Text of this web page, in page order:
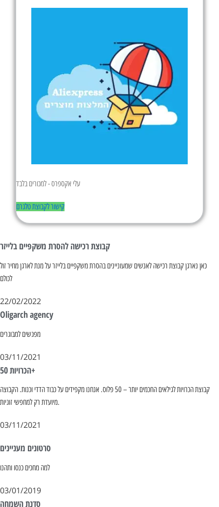
עלי אקספרס - למכורים בלבד
קישור לקבוצת טלגרם
קבוצת רכישה להסרת משקפיים בלייזר
כאן נארגן קבוצת רכישה לאנשים שמעוניינים בהסרת משקפיים בלייזר על מנת לארגן מחיר זול
לכולם
22/02/2022
Oligarch agency
מפגשים למבוגרים
03/11/2021
הכרויות 50+
קבוצת הכרויות לגילאים החכמים יותר – 50 פלוס. אנחנו מקפידים על כבוד הדדי וכנות. הקבוצה
מיועדת רק למחפשי זוגיות.
03/11/2021
סרטונים מעניינים
למה מחכים כנסו ותהנו
03/01/2019
סדנת השמחה